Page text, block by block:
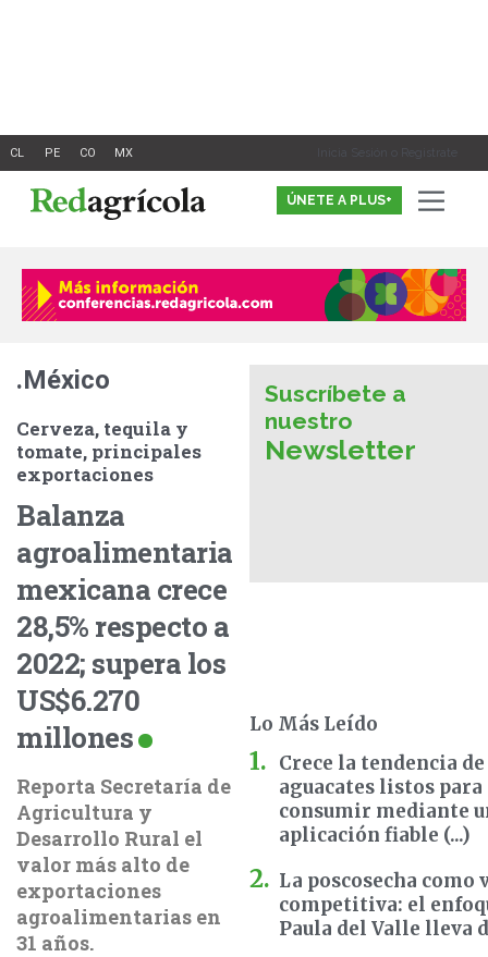
Inicia Sesión o Registrate
ÚNETE A PLUS+
.México
Cerveza, tequila y
tomate, principales
exportaciones
Balanza
agroalimentaria
mexicana crece
28,5% respecto a
2022; supera los
US$6.270
millones
Reporta Secretaría de
Agricultura y
Desarrollo Rural el
valor más alto de
exportaciones
agroalimentarias en
31 años.
Suscríbete a
nuestro
Newsletter
Lo Más Leído
Crece la tendencia de
aguacates listos para
consumir mediante
aplicación fiable (...)
La poscosecha como
competitiva: el
Paula del Valle lleva